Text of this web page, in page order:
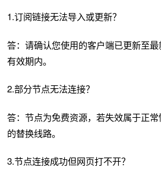
1.订阅链接无法导入或更新？
答：请确认您使用的客户端已更新至
有效期内。
2.部分节点无法连接？
答：节点为免费资源，若失效属于正
的替换线路。
3.节点连接成功但网页打不开？